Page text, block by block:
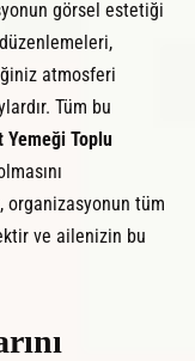
görsel estetiği
atmosferi
Tüm bu
Yemeği Toplu
organizasyonun tüm
ve ailenizin bu